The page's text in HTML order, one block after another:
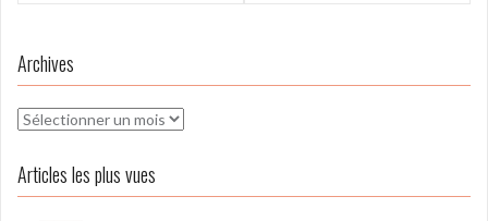
Archives
Archives
Articles les plus vues